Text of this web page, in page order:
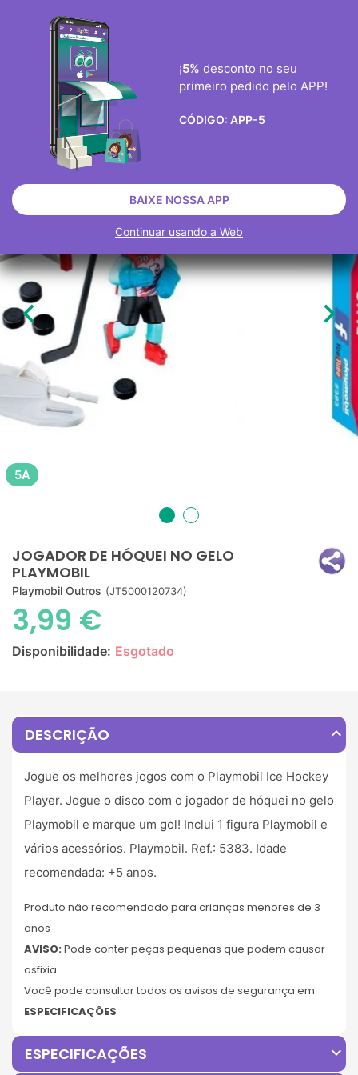

PLAYMOBIL PLAYMOBIL OUTROS
ESGOTADO
 
5A
JOGADOR DE HÓQUEI NO GELO
PLAYMOBIL
Playmobil Outros (JT5000120734)
3,99 €
Disponibilidade: Esgotado
DESCRIÇÃO expand_less
Jogue os melhores jogos com o Playmobil Ice Hockey
Player. Jogue o disco com o jogador de hóquei no gelo
Playmobil e marque um gol! Inclui 1 figura Playmobil e
vários acessórios. Playmobil. Ref.: 5383. Idade
recomendada: +5 anos.
Produto não recomendado para crianças menores de 3
anos
AVISO: Pode conter peças pequenas que podem causar
asfixia.
Você pode consultar todos os avisos de segurança em
ESPECIFICAÇÕES
ESPECIFICAÇÕES expand_more
¡5% desconto no seu
primeiro pedido pelo APP!
CÓDIGO: APP-5
BAIXE NOSSA APP
Continuar usando a Web